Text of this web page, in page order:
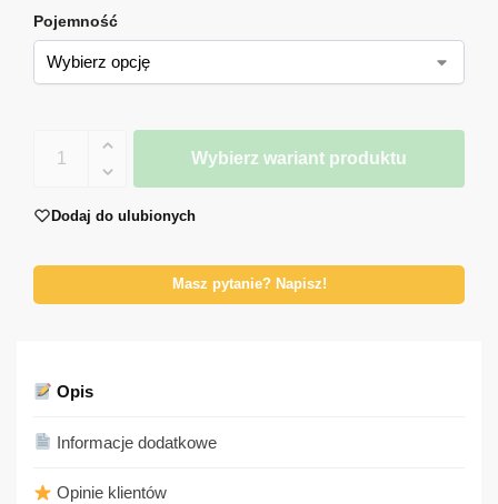
Pojemność
Wybierz wariant produktu
Dodaj do ulubionych
Masz pytanie? Napisz!
Opis
Informacje dodatkowe
Opinie klientów